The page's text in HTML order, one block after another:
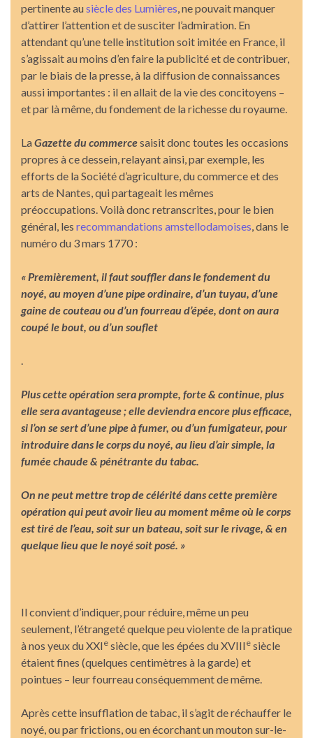
pertinente ausiècle des Lumières, ne pouvait manquer
d’attirer l’attention et de susciter l’admiration. En
attendant qu’une telle institution soit imitée en France, il
s’agissait au moins d’en faire la publicité et de contribuer,
par le biais de la presse, à la diffusion de connaissances
aussi importantes : il en allait de la vie des concitoyens –
et par là même, du fondement de la richesse du royaume.
LaGazette du commercesaisit donc toutes les occasions
propres à ce dessein, relayant ainsi, par exemple, les
efforts de la Société d’agriculture, du commerce et des
arts de Nantes, qui partageait les mêmes
préoccupations. Voilà donc retranscrites, pour le bien
général, les recommandations amstellodamoises, dans le
numéro du 3 mars 1770 :
« Premièrement, il faut souffler dans le fondement du
noyé, au moyen d’une pipe ordinaire, d’un tuyau, d’une
gaine de couteau ou d’un fourreau d’épée, dont on aura
coupé le bout, ou d’un souflet
.
Plus cette opération sera prompte, forte & continue, plus
elle sera avantageuse ; elle deviendra encore plus efficace,
si l’on se sert d’une pipe à fumer, ou d’un fumigateur, pour
introduire dans le corps du noyé, au lieu d’air simple, la
fumée chaude & pénétrante du tabac.
On ne peut mettre trop de célérité dans cette première
opération qui peut avoir lieu au moment même où le corps
est tiré de l’eau, soit sur un bateau, soit sur le rivage, & en
quelque lieu que le noyé soit posé. »
Il convient d’indiquer, pour réduire, même un peu
seulement, l’étrangeté quelque peu violente de la pratique
à nos yeux du XXIe siècle, que les épées du XVIIIe siècle
étaient fines (quelques centimètres à la garde) et
pointues – leur fourreau conséquemment de même.
Après cette insufflation de tabac, il s’agit de réchauffer le
noyé, ou par frictions, ou en écorchant un mouton sur-le-